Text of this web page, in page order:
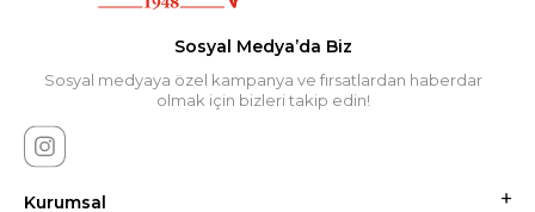
Sosyal Medya’da Biz
Sosyal medyaya özel kampanya ve fırsatlardan haberdar
olmak için bizleri takip edin!
Kurumsal